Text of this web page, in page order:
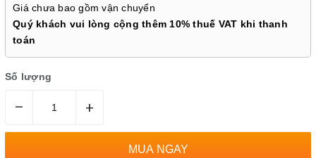
Giá chưa bao gồm vận chuyển
Quý khách vui lòng cộng thêm 10% thuế VAT khi thanh
toán
Số lượng
– +
MUA NGAY